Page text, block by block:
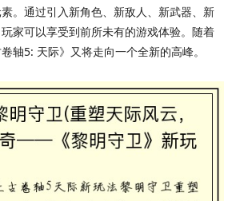
。通过引入新角色、新敌人、新武器、新
家可以享受到前所未有的游戏体验。随着
轴5: 天际》又将走向一个全新的高峰。